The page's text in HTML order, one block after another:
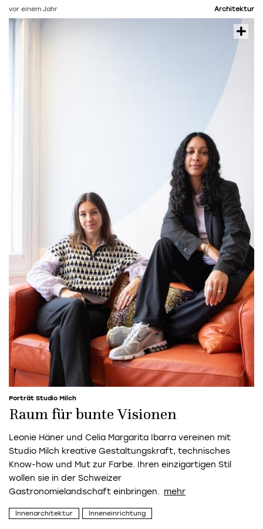
vor einem Jahr Architektur
Porträt Studio Milch
Raum für bunte Visionen
Leonie Häner und Celia Margarita Ibarra vereinen mit
Studio Milch kreative Gestaltungskraft, technisches
Know-how und Mut zur Farbe. Ihren einzigartigen Stil
wollen sie in der Schweizer
Gastronomielandschaft einbringen.
Innenarchitektur Inneneinrichtung